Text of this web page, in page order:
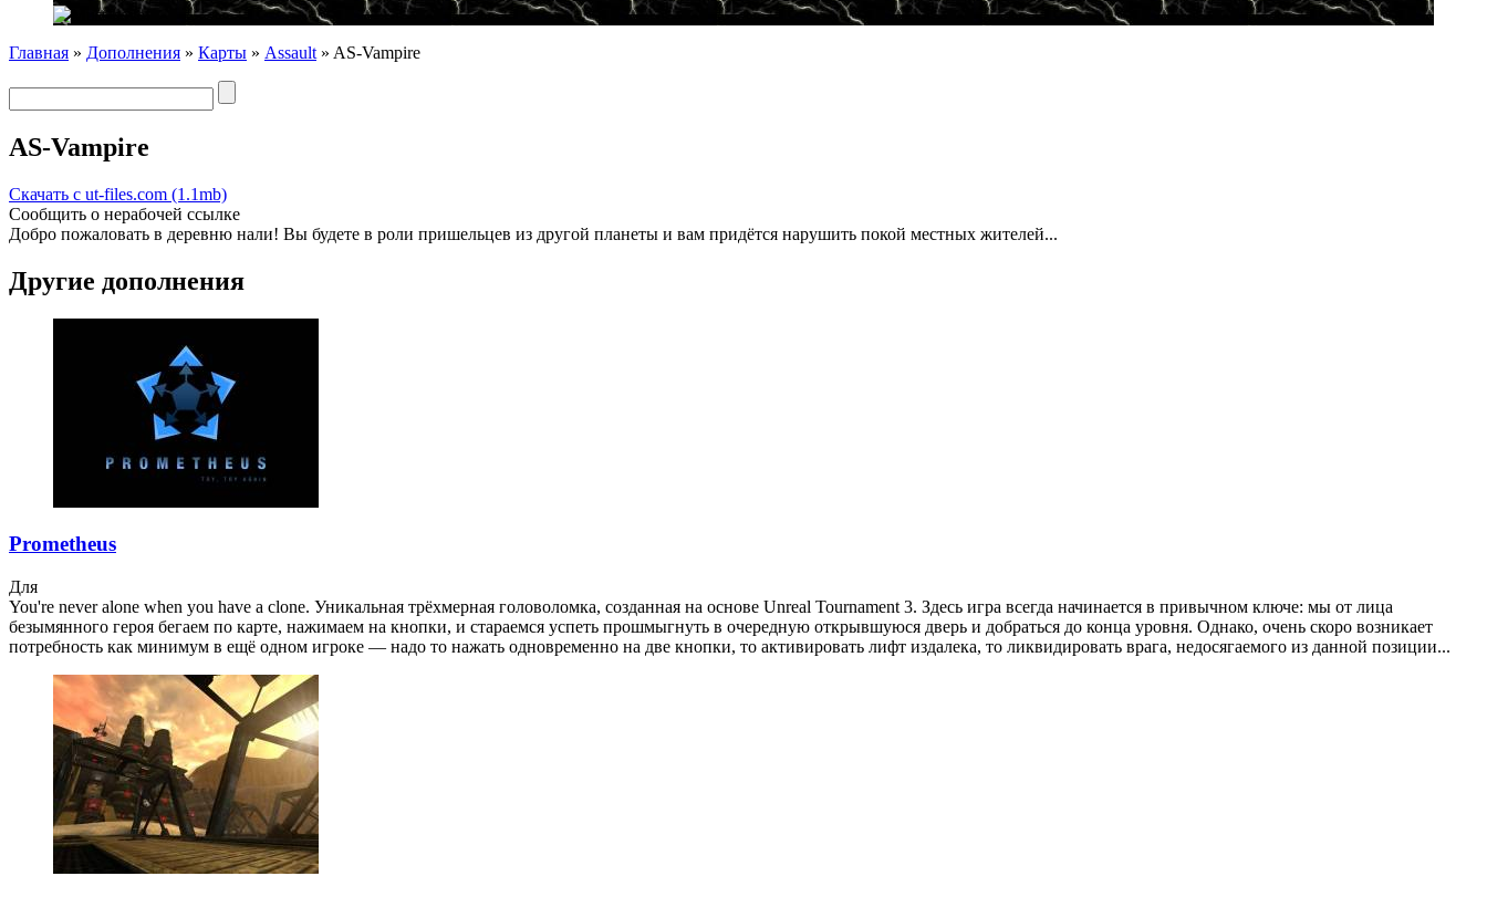
Главная » Дополнения » Карты » Assault » AS-Vampire
AS-Vampire
Скачать с ut-files.com (1.1mb)
Сообщить о нерабочей ссылке
Добро пожаловать в деревню нали! Вы будете в роли пришельцев из другой планеты и вам придётся нарушить покой местных жителей...
Другие дополнения
Prometheus
Для
You're never alone when you have a clone. Уникальная трёхмерная головоломка, созданная на основе Unreal Tournament 3. Здесь игра всегда начинается в привычном ключе: мы от лица
безымянного героя бегаем по карте, нажимаем на кнопки, и стараемся успеть прошмыгнуть в очередную открывшуюся дверь и добраться до конца уровня. Однако, очень скоро возникает
потребность как минимум в ещё одном игроке — надо то нажать одновременно на две кнопки, то активировать лифт издалека, то ликвидировать врага, недосягаемого из данной позиции...